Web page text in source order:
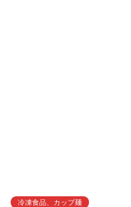
冷凍食品、カップ麺